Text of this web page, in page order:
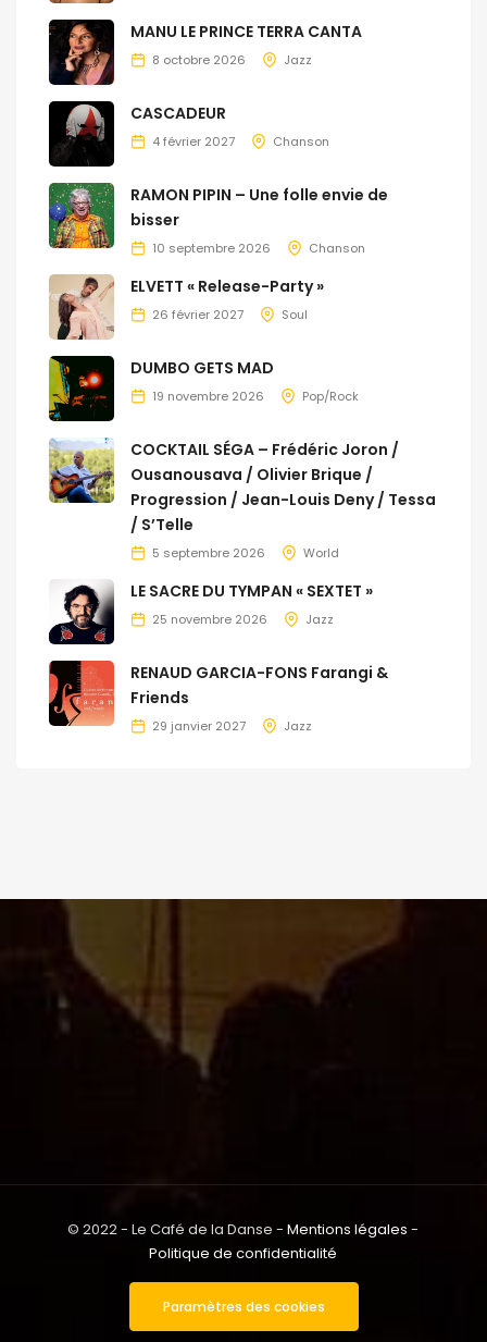
MANU LE PRINCE TERRA CANTA
8 octobre 2026 Jazz
CASCADEUR
4 février 2027 Chanson
RAMON PIPIN – Une folle envie de
bisser
10 septembre 2026 Chanson
ELVETT « Release-Party »
26 février 2027 Soul
DUMBO GETS MAD
19 novembre 2026 Pop/Rock
COCKTAIL SÉGA – Frédéric Joron /
Ousanousava / Olivier Brique /
Progression / Jean-Louis Deny / Tessa
/ S’Telle
5 septembre 2026 World
LE SACRE DU TYMPAN « SEXTET »
25 novembre 2026 Jazz
RENAUD GARCIA-FONS Farangi &
Friends
29 janvier 2027 Jazz
© 2022 - Le Café de la Danse -Mentions légales -
Politique de confidentialité
Paramètres des cookies